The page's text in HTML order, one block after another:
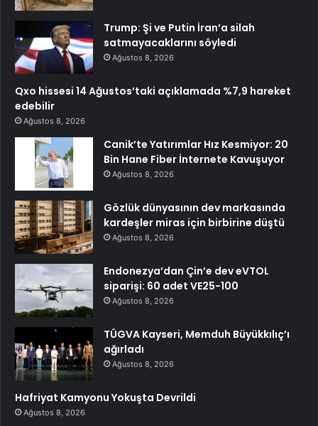
Trump: Şi ve Putin İran’a silah
satmayacaklarını söyledi
Ağustos 8, 2026
Qxo hissesi 14 Ağustos’taki açıklamada %7,9 hareket
edebilir
Ağustos 8, 2026
Canik’te Yatırımlar Hız Kesmiyor: 20
Bin Hane Fiber İnternete Kavuşuyor
Ağustos 8, 2026
Gözlük dünyasının dev markasında
kardeşler miras için birbirine düştü
Ağustos 8, 2026
Endonezya’dan Çin’e dev eVTOL
siparişi: 60 adet VE25-100
Ağustos 8, 2026
TÜGVA Kayseri, Memduh Büyükkılıç’ı
ağırladı
Ağustos 8, 2026
Hafriyat Kamyonu Yokuşta Devrildi
Ağustos 8, 2026